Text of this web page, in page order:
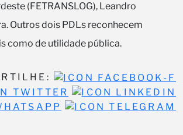
(FETRANSLOG), Leandro
Outros dois PDLs reconhecem
como de utilidade pública.